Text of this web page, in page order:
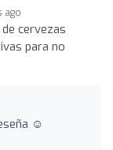
ago
cervezas
para no
☺️